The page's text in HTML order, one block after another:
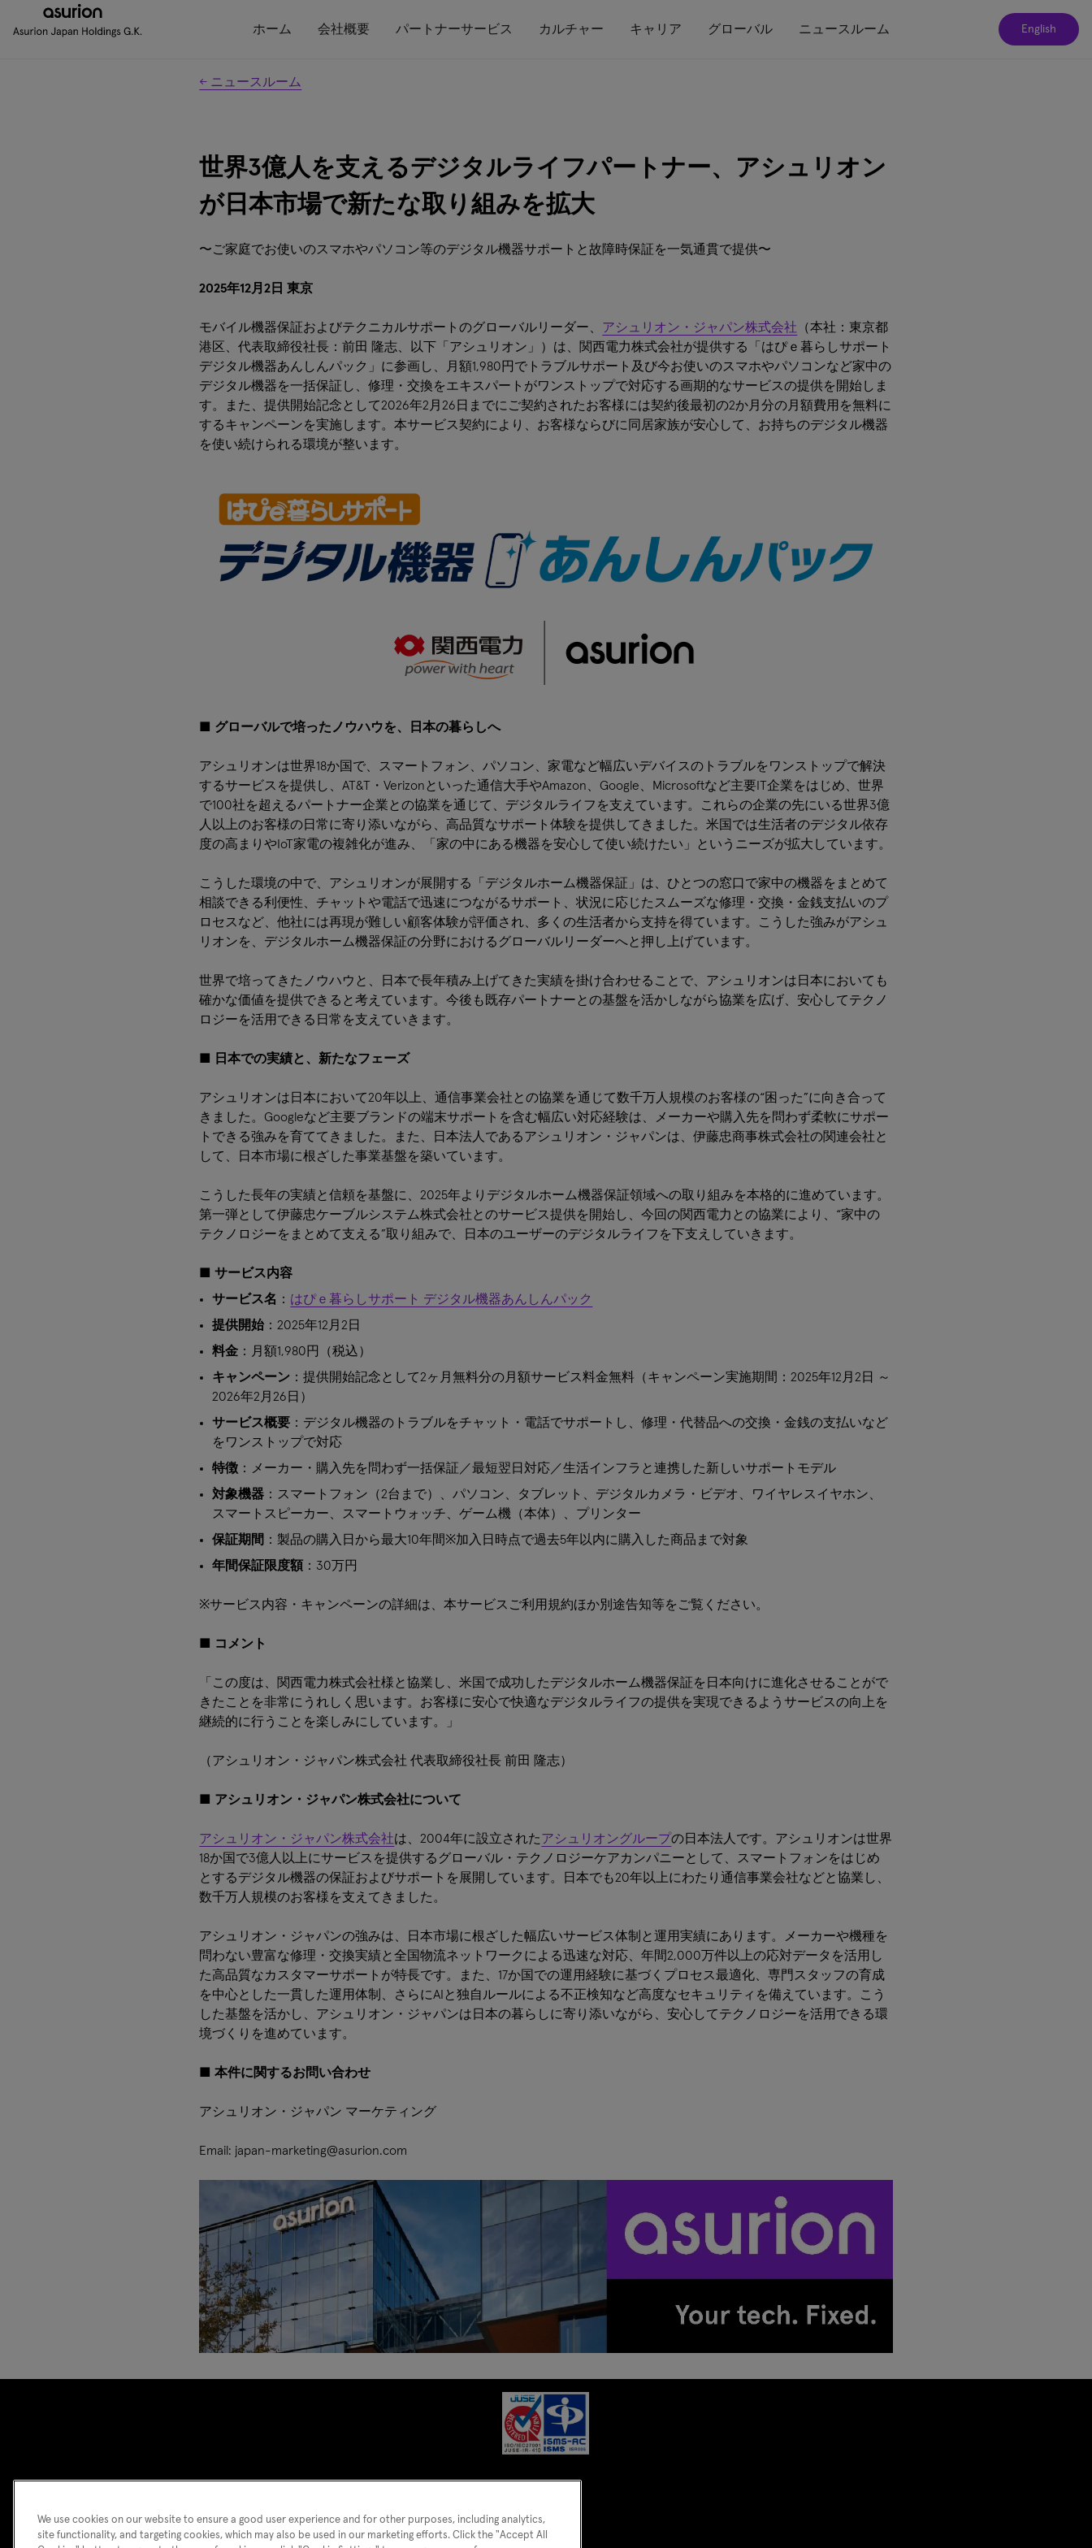
ホーム 会社概要 パートナーサービス カルチャー キャリア グローバル ニュースルーム English
← ニュースルーム
世界3億人を支えるデジタルライフパートナー、アシュリオン
が日本市場で新たな取り組みを拡大
〜ご家庭でお使いのスマホやパソコン等のデジタル機器サポートと故障時保証を一気通貫で提供〜
2025年12月2日 東京
モバイル機器保証およびテクニカルサポートのグローバルリーダー、 アシュリオン・ジャパン株式会社 （本社：東京都
港区、代表取締役社長：前田 隆志、以下「アシュリオン」）は、関西電力株式会社が提供する「はぴｅ暮らしサポート
デジタル機器あんしんパック」に参画し、月額1,980円でトラブルサポート及び今お使いのスマホやパソコンなど家中の
デジタル機器を一括保証し、修理・交換をエキスパートがワンストップで対応する画期的なサービスの提供を開始しま
す。また、提供開始記念として2026年2月26日までにご契約されたお客様には契約後最初の2か月分の月額費用を無料に
するキャンペーンを実施します。本サービス契約により、お客様ならびに同居家族が安心して、お持ちのデジタル機器
を使い続けられる環境が整います。
■ グローバルで培ったノウハウを、日本の暮らしへ
アシュリオンは世界18か国で、スマートフォン、パソコン、家電など幅広いデバイスのトラブルをワンストップで解決
するサービスを提供し、AT&T・Verizonといった通信大手やAmazon、Google、Microsoftなど主要IT企業をはじめ、世界
で100社を超えるパートナー企業との協業を通じて、デジタルライフを支えています。これらの企業の先にいる世界3億
人以上のお客様の日常に寄り添いながら、高品質なサポート体験を提供してきました。米国では生活者のデジタル依存
度の高まりやIoT家電の複雑化が進み、「家の中にある機器を安心して使い続けたい」というニーズが拡大しています。
こうした環境の中で、アシュリオンが展開する「デジタルホーム機器保証」は、ひとつの窓口で家中の機器をまとめて
相談できる利便性、チャットや電話で迅速につながるサポート、状況に応じたスムーズな修理・交換・金銭支払いのプ
ロセスなど、他社には再現が難しい顧客体験が評価され、多くの生活者から支持を得ています。こうした強みがアシュ
リオンを、デジタルホーム機器保証の分野におけるグローバルリーダーへと押し上げています。
世界で培ってきたノウハウと、日本で長年積み上げてきた実績を掛け合わせることで、アシュリオンは日本においても
確かな価値を提供できると考えています。今後も既存パートナーとの基盤を活かしながら協業を広げ、安心してテクノ
ロジーを活用できる日常を支えていきます。
日本での実績と、新たなフェーズ
アシュリオンは日本において20年以上、通信事業会社との協業を通じて数千万人規模のお客様の“困った”に向き合って
きました。Googleなど主要ブランドの端末サポートを含む幅広い対応経験は、メーカーや購入先を問わず柔軟にサポー
トできる強みを育ててきました。また、日本法人であるアシュリオン・ジャパンは、伊藤忠商事株式会社の関連会社と
して、日本市場に根ざした事業基盤を築いています。
こうした長年の実績と信頼を基盤に、2025年よりデジタルホーム機器保証領域への取り組みを本格的に進めています。
第一弾として伊藤忠ケーブルシステム株式会社とのサービス提供を開始し、今回の関西電力との協業により、“家中の
テクノロジーをまとめて支える”取り組みで、日本のユーザーのデジタルライフを下支えしていきます。
■サービス内容
サービス名 ： はぴｅ暮らしサポート デジタル機器あんしんパック
提供開始 ：2025年12月2日
料金 ：月額1,980円（税込）
キャンペーン ：提供開始記念として2ヶ月無料分の月額サービス料金無料 （キャンペーン実施期間：2025年12月2日 ～
2026年2月26日）
サービス概要 ：デジタル機器のトラブルをチャット・電話でサポートし、修理・代替品への交換・金銭の支払いなど
をワンストップで対応
特徴 ：メーカー・購入先を問わず一括保証／最短翌日対応／生活インフラと連携した新しいサポートモデル
対象機器 ：スマートフォン（2台まで）、パソコン、タブレット、デジタルカメラ・ビデオ、ワイヤレスイヤホン、
スマートスピーカー、スマートウォッチ、ゲーム機（本体）、プリンター
保証期間 ：製品の購入日から最大10年間※加入日時点で過去5年以内に購入した商品まで対象
年間保証限度額 ：30万円
※サービス内容・キャンペーンの詳細は、本サービスご利用規約ほか別途告知等をご覧ください。
コメント
「この度は、関西電力株式会社様と協業し、米国で成功したデジタルホーム機器保証を日本向けに進化させることがで
きたことを非常にうれしく思います。お客様に安心で快適なデジタルライフの提供を実現できるようサービスの向上を
継続的に行うことを楽しみにしています。」
（アシュリオン・ジャパン株式会社 代表取締役社長 前田 隆志）
アシュリオン・ジャパン株式会社について
アシュリオン・ジャパン株式会社は、2004年に設立されたアシュリオングループの日本法人です。アシュリオンは世界
18か国で3億人以上にサービスを提供するグローバル・テクノロジーケアカンパニーとして、スマートフォンをはじめ
とするデジタル機器の保証およびサポートを展開しています。日本でも20年以上にわたり通信事業会社などと協業し、
数千万人規模のお客様を支えてきました。
アシュリオン・ジャパンの強みは、日本市場に根ざした幅広いサービス体制と運用実績にあります。メーカーや機種を
問わない豊富な修理・交換実績と全国物流ネットワークによる迅速な対応、年間2,000万件以上の応対データを活用し
た高品質なカスタマーサポートが特長です。また、17か国での運用経験に基づくプロセス最適化、専門スタッフの育成
を中心とした一貫した運用体制、さらにAIと独自ルールによる不正検知など高度なセキュリティを備えています。こう
した基盤を活かし、アシュリオン・ジャパンは日本の暮らしに寄り添いながら、安心してテクノロジーを活用できる環
境づくりを進めています。
■本件に関するお問い合わせ
アシュリオン・ジャパン マーケティング
Email: japan-marketing@asurion.com
We use cookies on our website to ensure a good user experience and for other purposes, including analytics,
site functionality, and targeting cookies, which may also be used in our marketing efforts. Click the "Accept All